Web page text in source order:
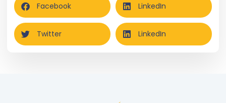
Facebook LinkedIn
Twitter LinkedIn